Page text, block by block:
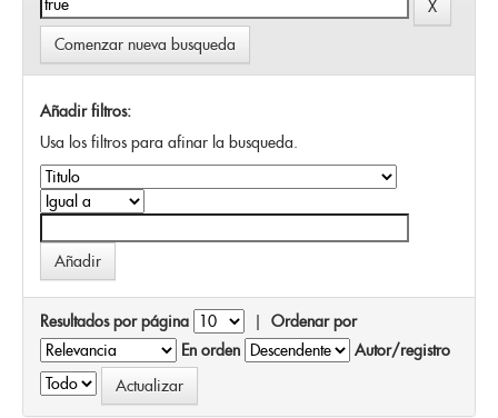
Comenzar nueva busqueda
Añadir filtros:
Usa los filtros para afinar la busqueda.
Resultados por página | Ordenar por
En orden
Autor/registro